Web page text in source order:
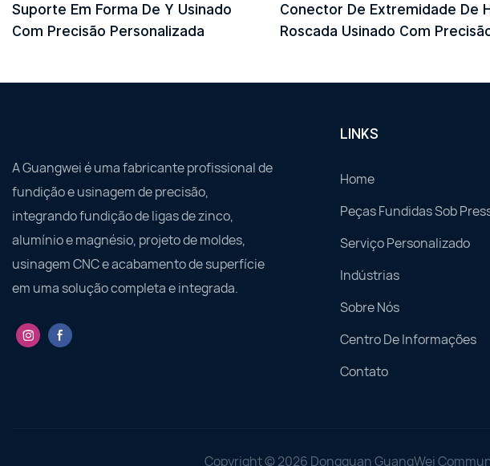
Suporte Em Forma De Y Usinado
Com Precisão Personalizada
Conector De Extremidade De
Roscada Usinado Com
A Guangwei é uma fabricante profissional de
fundição e usinagem de precisão,
integrando fundição de ligas de zinco,
alumínio e magnésio, projeto de moldes,
usinagem CNC e acabamento de superfície
em uma solução completa e integrada.
LINKS
Home
Peças Fundidas Sob
Serviço Personalizado
Indústrias
Sobre Nós
Centro De Informações
Contato
Copyright © 2026 Dongguan GuangWei